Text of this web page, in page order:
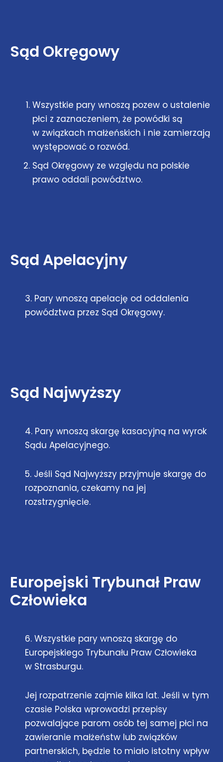
Sąd Okręgowy
Wszystkie pary wnoszą pozew o ustalenie
płci z zaznaczeniem, że powódki są
w związkach małżeńskich i nie zamierzają
występować o rozwód.
Sąd Okręgowy ze względu na polskie
prawo oddali powództwo.
Sąd Apelacyjny
3. Pary wnoszą apelację od oddalenia
powództwa przez Sąd Okręgowy.
Sąd Najwyższy
4. Pary wnoszą skargę kasacyjną na wyrok
Sądu Apelacyjnego.
5. Jeśli Sąd Najwyższy przyjmuje skargę do
rozpoznania, czekamy na jej
rozstrzygnięcie.
Europejski Trybunał Praw
Człowieka
6. Wszystkie pary wnoszą skargę do
Europejskiego Trybunału Praw Człowieka
w Strasburgu.
Jej rozpatrzenie zajmie kilka lat. Jeśli w tym
czasie Polska wprowadzi przepisy
pozwalające parom osób tej samej płci na
zawieranie małżeństw lub związków
partnerskich, będzie to miało istotny wpływ